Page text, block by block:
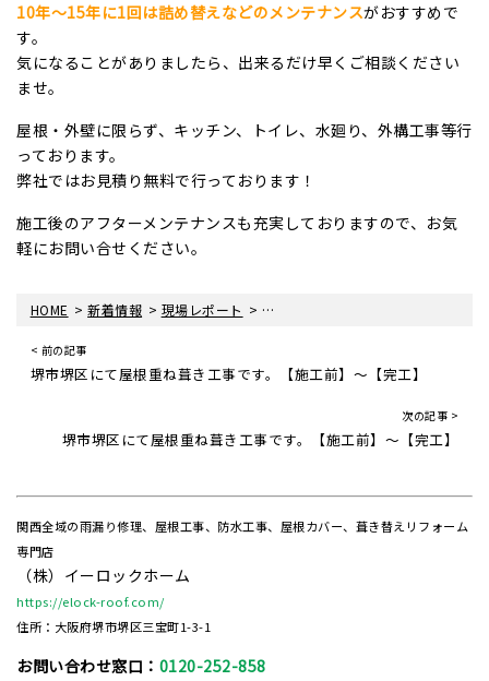
10年～15年に1回は詰め替えなどのメンテナンスがおすすめで
す。
気になることがありましたら、出来るだけ早くご相談ください
ませ。
屋根・外壁に限らず、キッチン、トイレ、水廻り、外構工事等行
っております。
弊社ではお見積り無料で行っております！
施工後のアフターメンテナンスも充実しておりますので、お気
軽にお問い合せください。
HOME >新着情報 > 現場レポート > 加古川市にて棟漆喰打ち替え工事で
< 前の記事
堺市堺区にて屋根重ね葺き工事です。【施工前】～【完工】
次の記事 >
堺市堺区にて屋根重ね葺き工事です。【施工前】～【完工】
関西全域の雨漏り修理、屋根工事、防水工事、屋根カバー、葺き替えリフォーム
専門店
（株）イーロックホーム
https://elock-roof.com/
住所：大阪府堺市堺区三宝町1-3-1
お問い合わせ窓口： 0120-252-858